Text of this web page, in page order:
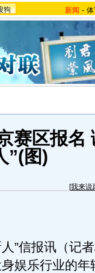
狗 新闻 -
赛区报名
”(图)
[我来说
”信报讯（记
娱乐行业的年